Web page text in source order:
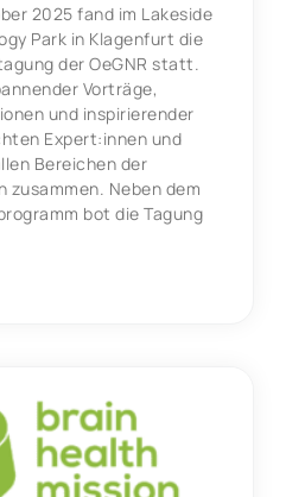
2025 fand im Lakeside
Park in Klagenfurt die
der OeGNR statt.
Vorträge,
und inspirierender
Expert:innen und
Bereichen der
zusammen. Neben dem
bot die Tagung